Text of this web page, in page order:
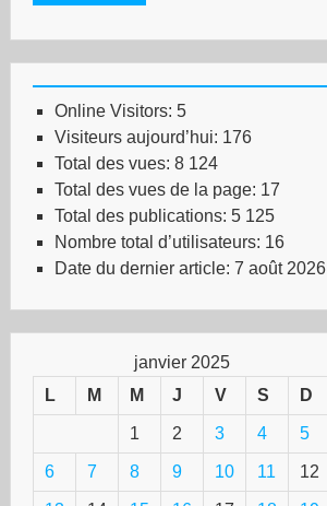
Online Visitors: 5
Visiteurs aujourd’hui: 176
Total des vues: 8 124
Total des vues de la page: 17
Total des publications: 5 125
Nombre total d’utilisateurs: 16
Date du dernier article: 7 août 2026
janvier 2025
L
M M J V S D
1 2 3 4 5
6 7 8 9 10 11 12